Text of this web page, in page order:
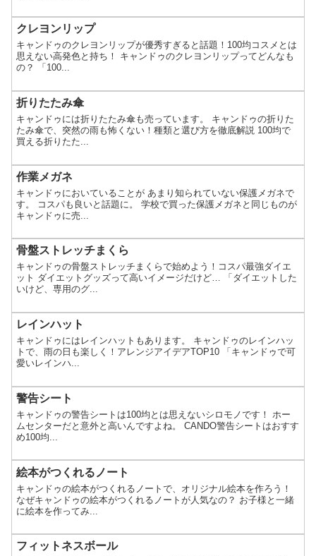
クレヨンリップ
キャンドゥのクレヨンリップが優秀すぎると話題！100均コスメとは
思えない高発色と持ち！ キャンドゥのクレヨンリップってどんなも
の？ 「100...
折りたたみ傘
キャンドゥには折りたたみ傘も売っています。 キャンドゥの折りた
たみ傘で、突然の雨も怖くない！種類と選び方を徹底解説 100均で
買える折りたた...
作業メガネ
キャンドゥにおいていることが あまり知られていない保護メガネで
す。 コスパも良いと話題に。 学校で買った保護メガネと同じものが
キャンドゥに売...
骨盤ストレッチまくら
キャンドゥの骨盤ストレッチまくらで始めよう！コスパ最強ダイエ
ット ダイエットグッズって高いイメージだけど… 「ダイエットした
いけど、専用のグ...
レインハット
キャンドゥにはレインハットもあります。 キャンドゥのレインハッ
トで、雨の日も楽しく！アレンジアイデアTOP10 「キャンドゥで可
愛いレインハ...
警告シート
キャンドゥの警告シートは100均とは思えないシロモノです！ ホー
ムセンターだと意外と高いんですよね。 CANDO警告シートはおすす
め100均...
絵本がつくれるノート
キャンドゥの絵本がつくれるノートで、オリジナル絵本を作ろう！
なぜキャンドゥの絵本がつくれるノートが人気なの？ お子様と一緒
に絵本を作ってみ...
フィットネスボール